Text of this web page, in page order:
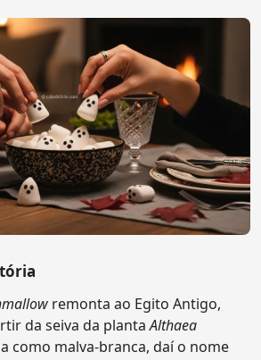
remonta ao Egito Antigo,
da seiva da plantaAlthaea
como malva-branca, daí o nome